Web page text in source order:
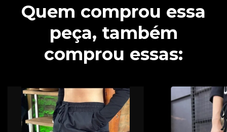
Quem comprou essa
peça, também
comprou essas: